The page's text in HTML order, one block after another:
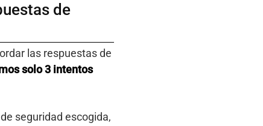
de
las respuestas de
solo 3 intentos
seguridad escogida,